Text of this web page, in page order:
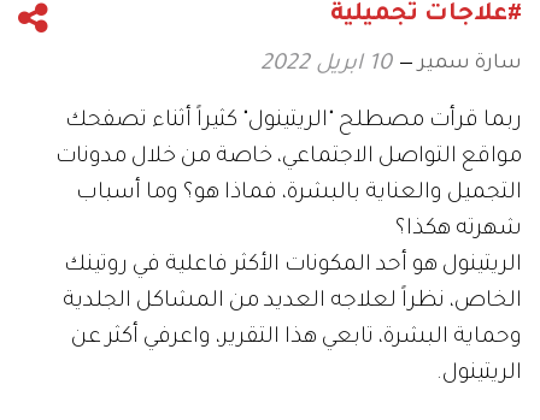
#علاجات تجميلية
سارة سمير 10 ابريل 2022
ربما قرأت مصطلح "الريتينول" كثيراً أثناء تصفحك
مواقع التواصل الاجتماعي، خاصة من خلال مدونات
التجميل والعناية بالبشرة، فماذا هو؟ وما أسباب
شهرته هكذا؟
الريتينول هو أحد المكونات الأكثر فاعلية في روتينك
الخاص، نظراً لعلاجه العديد من المشاكل الجلدية
وحماية البشرة، تابعي هذا التقرير، واعرفي أكثر عن
الريتينول.